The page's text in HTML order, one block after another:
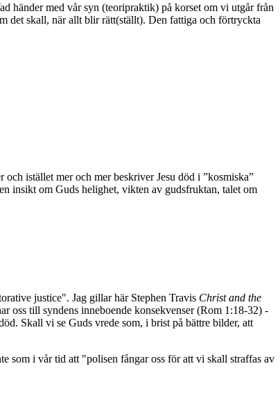
händer med vår syn (teoripraktik) på korset om vi utgår från
det skall, när allt blir rätt(ställt). Den fattiga och förtryckta
istället mer och mer beskriver Jesu död i ”kosmiska”
insikt om Guds helighet, vikten av gudsfruktan, talet om
justice". Jag gillar här Stephen Travis Christ and the
oss till syndens inneboende konsekvenser (Rom 1:18-32) -
Skall vi se Guds vrede som, i brist på bättre bilder, att
som i vår tid att "polisen fångar oss för att vi skall straffas av